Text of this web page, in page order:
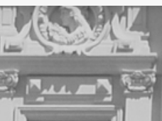
Biología
Física
Geociencias
Informática
Matemática